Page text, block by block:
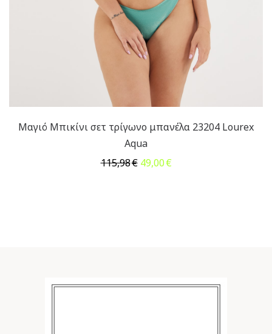
Μαγιό Μπικίνι σετ τρίγωνο μπανέλα 23204 Lourex
Aqua
115,98€ Original
49,00€Η